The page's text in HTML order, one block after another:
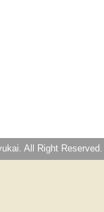
All Right Reserved.